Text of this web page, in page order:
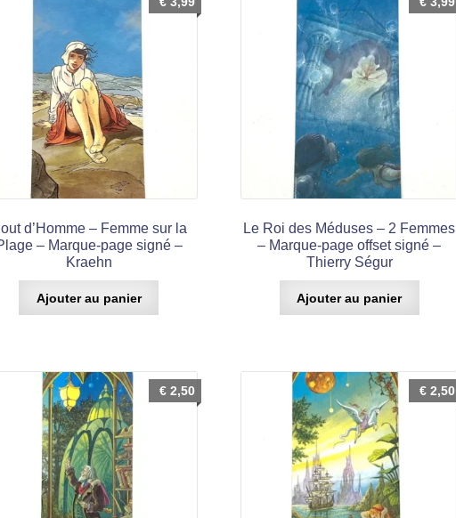
d’Homme – Femme sur la
– Marque-page signé –
Kraehn
Ajouter au panier
Le Roi des Méduses – 2 Femmes
– Marque-page offset signé –
Thierry Ségur
Ajouter au panier
€2,50 € 2,50